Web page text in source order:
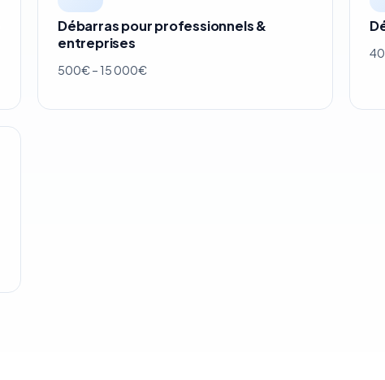
Débarras pour professionnels &
entreprises
500€ – 15 000€